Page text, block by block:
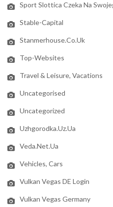
Sport Slottica Czeka Na
Stable-Capital
Stanmerhouse.co.uk
Top-Websites
Travel & Leisure, Vacations
Uncategorised
Uncategorized
Uzhgorodka.uz.ua
Veda.net.ua
Vehicles, Cars
Vulkan Vegas DE Login
Vulkan Vegas Germany